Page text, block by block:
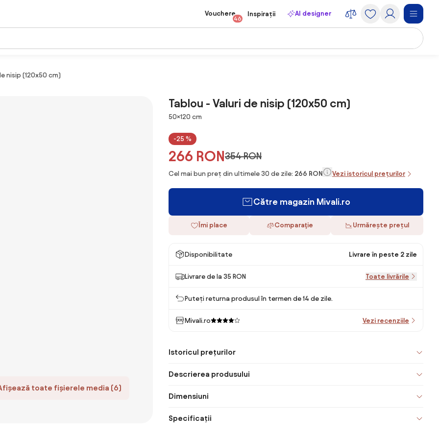
Vouchere
46
Inspirații AI designer
nisip (120x50 cm)
toate fișierele media (6)
Tablou - Valuri de nisip (120x50 cm)
Dimensiuni
50×120 cm
-25 %
266 RON354 RON
Cel mai bun preț din ultimele 30 de zile: 266 RON Vezi istoricul prețurilor
Către magazin Mivali.ro
Îmi place Comparaţie Urmărește prețul
Disponibilitate Livrare în peste 2 zile
Livrare de la 35 RON Toate livrările
Puteți returna produsul în termen de 14 de zile.
Mivali.ro Vezi recenziile
Istoricul prețurilor
Descrierea produsului
Dimensiuni
Specificații